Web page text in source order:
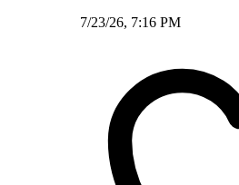
7/23/26, 7:16 PM